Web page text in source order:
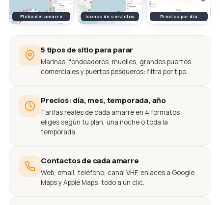
Ficha del amarre Iconos de servicios Precios por día
5 tipos de sitio para parar
Marinas, fondeaderos, muelles, grandes puertos
comerciales y puertos pesqueros: filtra por tipo.
Precios: día, mes, temporada, año
Tarifas reales de cada amarre en 4 formatos:
eliges según tu plan, una noche o toda la
temporada.
Contactos de cada amarre
Web, email, teléfono, canal VHF, enlaces a Google
Maps y Apple Maps: todo a un clic.